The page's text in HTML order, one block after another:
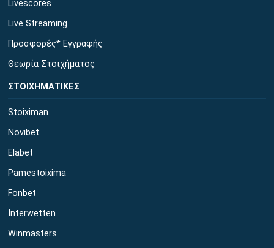
Livescores
Live Streaming
Προσφορές* Εγγραφής
Θεωρία Στοιχήματος
ΣΤΟΙΧΗΜΑΤΙΚΕΣ
Stoiximan
Novibet
Elabet
Pamestoixima
Fonbet
Interwetten
Winmasters